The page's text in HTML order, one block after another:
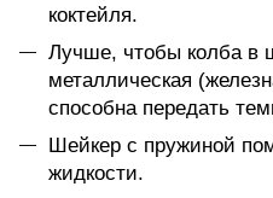
коктейля.
Лучше, чтобы колба в
металлическая
способна передать
Шейкер с пружиной
жидкости.